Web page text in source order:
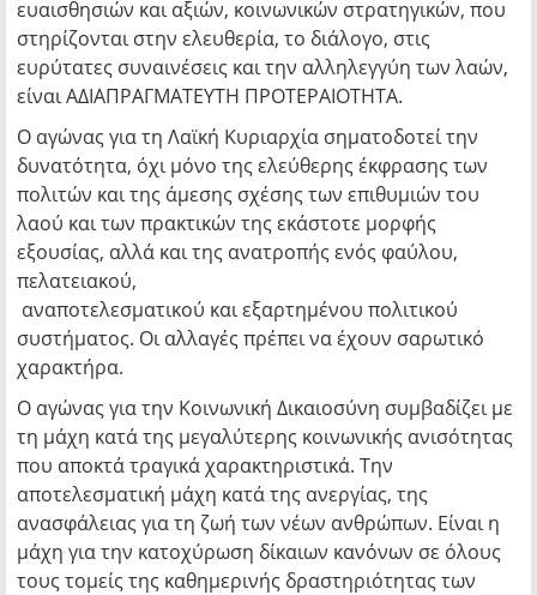
ευαισθησιών και αξιών, κοινωνικών στρατηγικών, που
στηρίζονται στην ελευθερία, το διάλογο, στις
ευρύτατες συναινέσεις και την αλληλεγγύη των λαών,
είναι ΑΔΙΑΠΡΑΓΜΑΤΕΥΤΗ ΠΡΟΤΕΡΑΙΟΤΗΤΑ.
Ο αγώνας για τη Λαϊκή Κυριαρχία σηματοδοτεί την
δυνατότητα, όχι μόνο της ελεύθερης έκφρασης των
πολιτών και της άμεσης σχέσης των επιθυμιών του
λαού και των πρακτικών της εκάστοτε μορφής
εξουσίας, αλλά και της ανατροπής ενός φαύλου,
πελατειακού,
αναποτελεσματικού και εξαρτημένου πολιτικού
συστήματος. Οι αλλαγές πρέπει να έχουν σαρωτικό
χαρακτήρα.
Ο αγώνας για την Κοινωνική Δικαιοσύνη συμβαδίζει με
τη μάχη κατά της μεγαλύτερης κοινωνικής ανισότητας
που αποκτά τραγικά χαρακτηριστικά. Την
αποτελεσματική μάχη κατά της ανεργίας, της
ανασφάλειας για τη ζωή των νέων ανθρώπων. Είναι η
μάχη για την κατοχύρωση δίκαιων κανόνων σε όλους
τους τομείς της καθημερινής δραστηριότητας των